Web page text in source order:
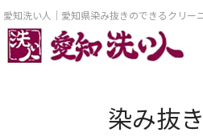
愛知洗い人｜愛知県染み抜きのできるクリー
染み抜